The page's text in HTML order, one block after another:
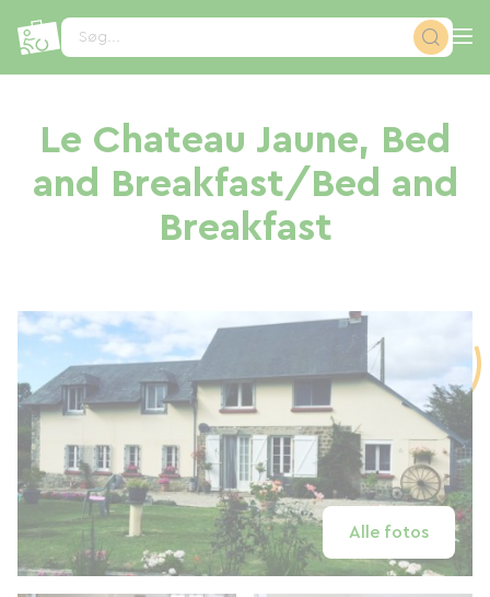
Søg...
Le Chateau Jaune, Bed
and Breakfast/Bed and
Breakfast
Alle fotos
CCookie-styringspanel